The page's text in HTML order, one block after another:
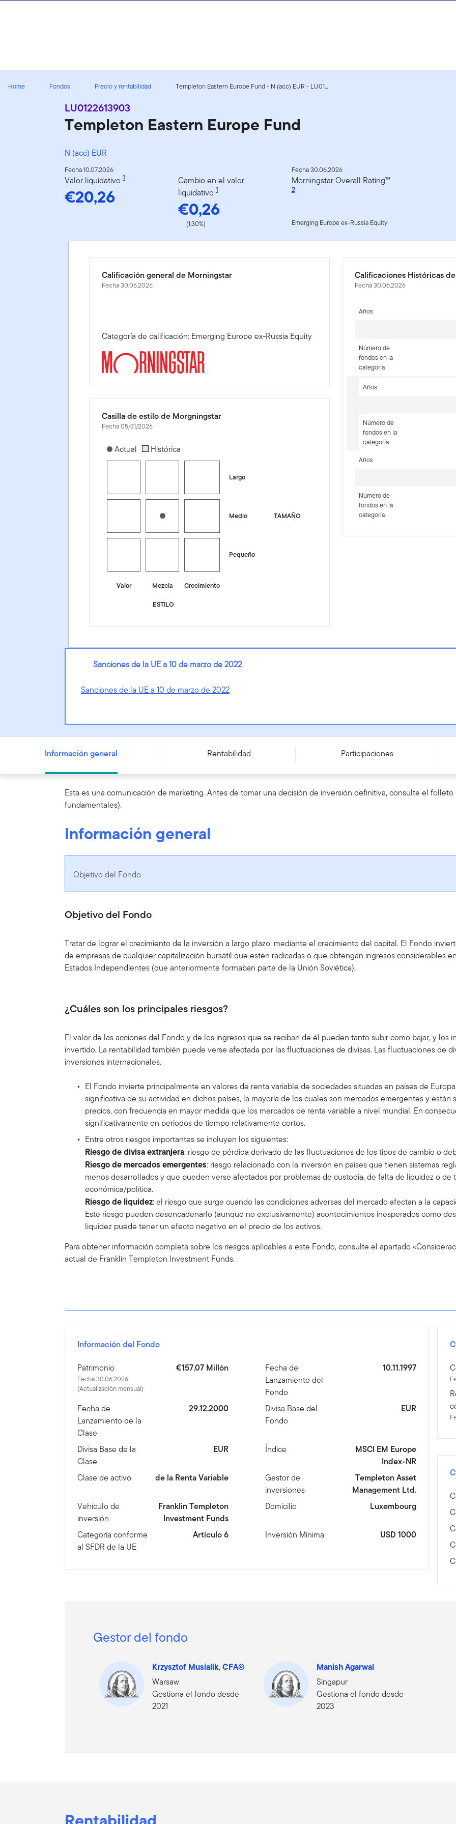
Home Fondos Precio y rentabilidad Templeton Eastern Europe Fund - N (acc) EUR - LU01...
LU0122613903
Templeton Eastern Europe Fund
N (acc) EUR
Fecha 10.07.2026
Valor liquidativo1
€20,26
Cambio en el valor
liquidativo 1
€0,26
(1,30%)
Fecha 30.06.2026
Morningstar Overall Rating™
2
Emerging Europe ex-Russia Equity
Calificación general de Morningstar
Fecha 30.06.2026
Categoría de calificación: Emerging Europe ex-Russia Equity
Casilla de estilo de Morgningstar
Fecha 05/31/2026
[products.morningstar-stylebox-title-sr-equity]
Actual Histórica
Largo
TAMAÑO
Medio
Pequeño
Valor Mezcla
Crecimiento
ESTILO
Calificaciones Históricas
Fecha 30.06.2026
Años
Número de
fondos en la
categoría
Años
Número de
fondos en la
categoría
Años
Número de
fondos en la
categoría
Sanciones de la UE a 10 de marzo de 2022
Sanciones de la UE a 10 de marzo de 2022
Templeton Eastern Europe Fund - N (acc) EUR - LU0122613903
Información general Rentabilidad Participaciones
Esta es una comunicación de marketing. Antes de tomar una decisión de inversión definitiva, consulte el
fundamentales).
Información general
Objetivo del Fondo
Objetivo del Fondo
Tratar de lograr el crecimiento de la inversión a largo plazo, mediante el crecimiento del capital. El Fondo
de empresas de cualquier capitalización bursátil que estén radicadas o que obtengan ingresos considerables
Estados Independientes (que anteriormente formaban parte de la Unión Soviética).
¿Cuáles son los principales riesgos?
El valor de las acciones del Fondo y de los ingresos que se reciban de él pueden tanto subir como bajar, y los
invertido. La rentabilidad también puede verse afectada por las fluctuaciones de divisas. Las fluctuaciones de
inversiones internacionales.
El Fondo invierte principalmente en valores de renta variable de sociedades situadas en países de
significativa de su actividad en dichos países, la mayoría de los cuales son mercados emergentes y están
precios, con frecuencia en mayor medida que los mercados de renta variable a nivel mundial. En
significativamente en periodos de tiempo relativamente cortos.
Entre otros riesgos importantes se incluyen los siguientes:
Riesgo de divisa extranjera: riesgo de pérdida derivado de las fluctuaciones de los tipos de cambio o
Riesgo de mercados emergentes: riesgo relacionado con la inversión en países que tienen sistemas
menos desarrollados y que pueden verse afectados por problemas de custodia, de falta de liquidez o de
económica/política.
Riesgo de liquidez: el riesgo que surge cuando las condiciones adversas del mercado afectan a la
Este riesgo pueden desencadenarlo (aunque no exclusivamente) acontecimientos inesperados como
liquidez puede tener un efecto negativo en el precio de los activos.
Para obtener información completa sobre los riesgos aplicables a este Fondo, consulte el apartado
actual de Franklin Templeton Investment Funds.
Información del Fondo
Patrimonio
Fecha 30.06.2026
(Actualización mensual)
€157,07 Millón
Fecha de
Lanzamiento del
Fondo
10.11.1997
Fecha de
Lanzamiento de la
Clase
29.12.2000
Divisa Base del
Fondo
EUR
Divisa Base de la
Clase
EUR Índice
MSCI EM Europe
Index-NR
Clase de activo
de la Renta Variable
Gestor de
inversiones
Templeton Asset
Management Ltd.
Vehículo de
inversión
Franklin Templeton
Investment Funds
Domicilio Luxembourg
Categoría conforme
al SFDR de la UE
Artículo 6 Inversión Mínima USD 1000
Gestor del fondo
Krzysztof Musialik, CFA®
Warsaw
Gestiona el fondo desde
2021
Manish Agarwal
Singapur
Gestiona el fondo desde
2023